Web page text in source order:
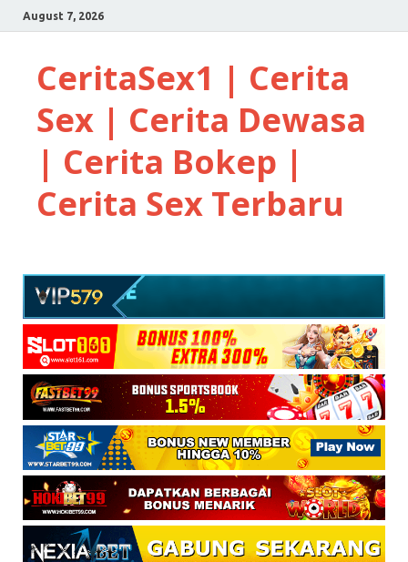
August 7, 2026
CeritaSex1 | Cerita
Sex | Cerita Dewasa
| Cerita Bokep |
Cerita Sex Terbaru